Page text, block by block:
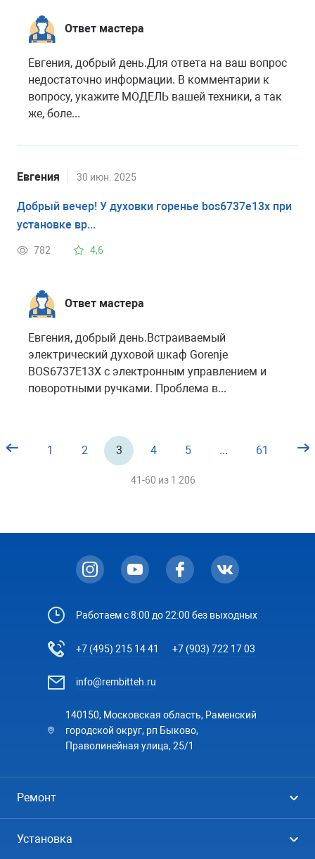
Ответ мастера
Евгения, добрый день.Для ответа на ваш вопрос
недостаточно информации. В комментарии к
вопросу, укажите МОДЕЛЬ вашей техники, а так
же, боле...
Евгения 30 июн. 2025
Добрый вечер! У духовки горенье bos6737e13x при
установке вр...
782 4,6
Ответ мастера
Евгения, добрый день.Встраиваемый
электрический духовой шкаф Gorenje
BOS6737E13X с электронным управлением и
поворотными ручками. Проблема в...
1 2 3 4 5 ... 61
41-60 из 1 206
Работаем с 8:00 до 22:00 без выходных
+7 (495) 215 14 41 +7 (903) 722 17 03
info@rembitteh.ru
140150, Московская область, Раменский
городской округ, рп Быково,
Праволинейная улица, 25/1
Ремонт
Установка